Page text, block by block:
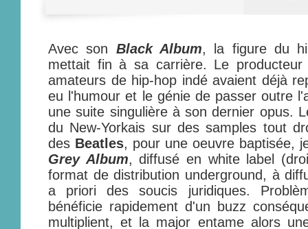
Avec son Black Album, la figure du
mettait fin à sa carrière. Le
amateurs de hip-hop indé avaient déjà
eu l'humour et le génie de passer outre
une suite singulière à son dernier opus.
du New-Yorkais sur des samples tout
des Beatles, pour une oeuvre baptisée,
Grey Album, diffusé en white label
format de distribution underground, à
a priori des soucis juridiques.
bénéficie rapidement d'un buzz
multiplient, et la major entame alors